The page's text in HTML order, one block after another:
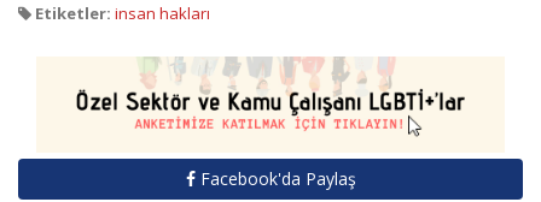
Etiketler: insan hakları
Facebook'da Paylaş